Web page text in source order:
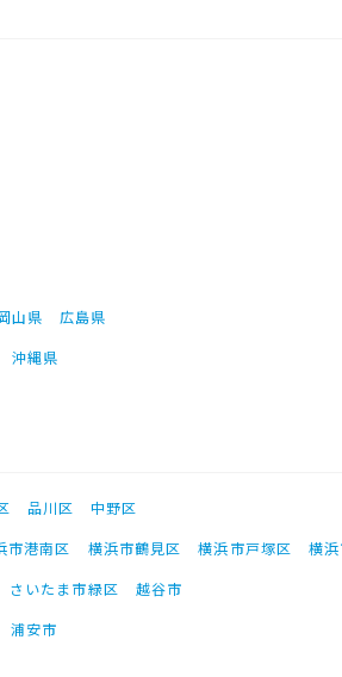
山県
広島県
沖縄県
品川区
中野区
市港南区 横浜市鶴見区 横浜市戸塚区
横
さいたま市緑区
越谷市
浦安市